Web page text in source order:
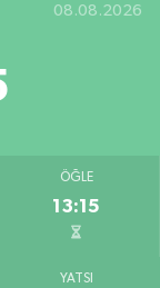
08.08.2026
ÖĞLE
13:15
YATSI